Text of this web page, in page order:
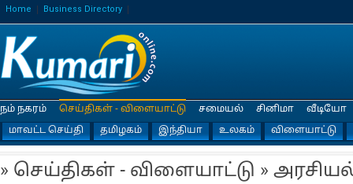
Home Business Directory
நம் நகரம்
செய்திகள் - விளையாட்டு
மாவட்ட செய்தி
தமிழகம் இந்தியா உலகம் விளையாட்டு
சமையல் சினிமா வீடியோ
» செய்திகள் - விளையாட்டு »